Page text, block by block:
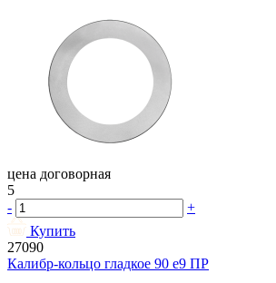
цена договорная
5
-
+
Купить
27090
Калибр-кольцо гладкое 90 e9 ПР